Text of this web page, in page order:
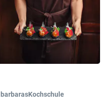
barbarasKochschule